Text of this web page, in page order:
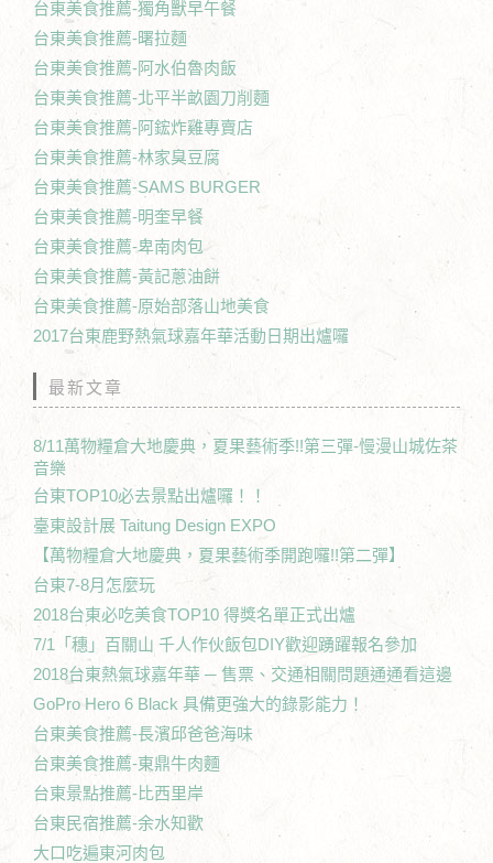
台東美食推薦-獨角獸早午餐
台東美食推薦-曙拉麵
台東美食推薦-阿水伯魯肉飯
台東美食推薦-北平半畝園刀削麵
台東美食推薦-阿鋐炸雞專賣店
台東美食推薦-林家臭豆腐
台東美食推薦-SAMS BURGER
台東美食推薦-明奎早餐
台東美食推薦-卑南肉包
台東美食推薦-黃記蔥油餅
台東美食推薦-原始部落山地美食
2017台東鹿野熱氣球嘉年華活動日期出爐囉
最新文章
8/11萬物糧倉大地慶典，夏果藝術季!!第三彈-慢漫山城佐茶
音樂
台東TOP10必去景點出爐囉！！
臺東設計展 Taitung Design EXPO
【萬物糧倉大地慶典，夏果藝術季開跑囉!!第二彈】
台東7-8月怎麼玩
2018台東必吃美食TOP10 得獎名單正式出爐
7/1「穗」百關山 千人作伙飯包DIY歡迎踴躍報名參加
2018台東熱氣球嘉年華 ─ 售票、交通相關問題通通看這邊
GoPro Hero 6 Black 具備更強大的錄影能力！
台東美食推薦-長濱邱爸爸海味
台東美食推薦-東鼎牛肉麵
台東景點推薦-比西里岸
台東民宿推薦-余水知歡
大口吃遍東河肉包